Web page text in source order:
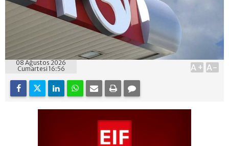
08 Ağustos 2026
Cumartesi 16:56
A+ A-